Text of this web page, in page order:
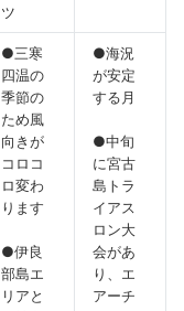
ツ
●三寒
四温の
季節の
ため風
向きが
コロコ
ロ変わ
ります
●伊良
部島エ
リアと
●海況
が安定
する月
●中旬
に宮古
島トラ
イアス
ロン大
会があ
り、エ
アーチ